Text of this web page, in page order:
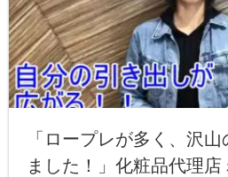
「ロープレが多く、沢
ました！」化粧品代理店